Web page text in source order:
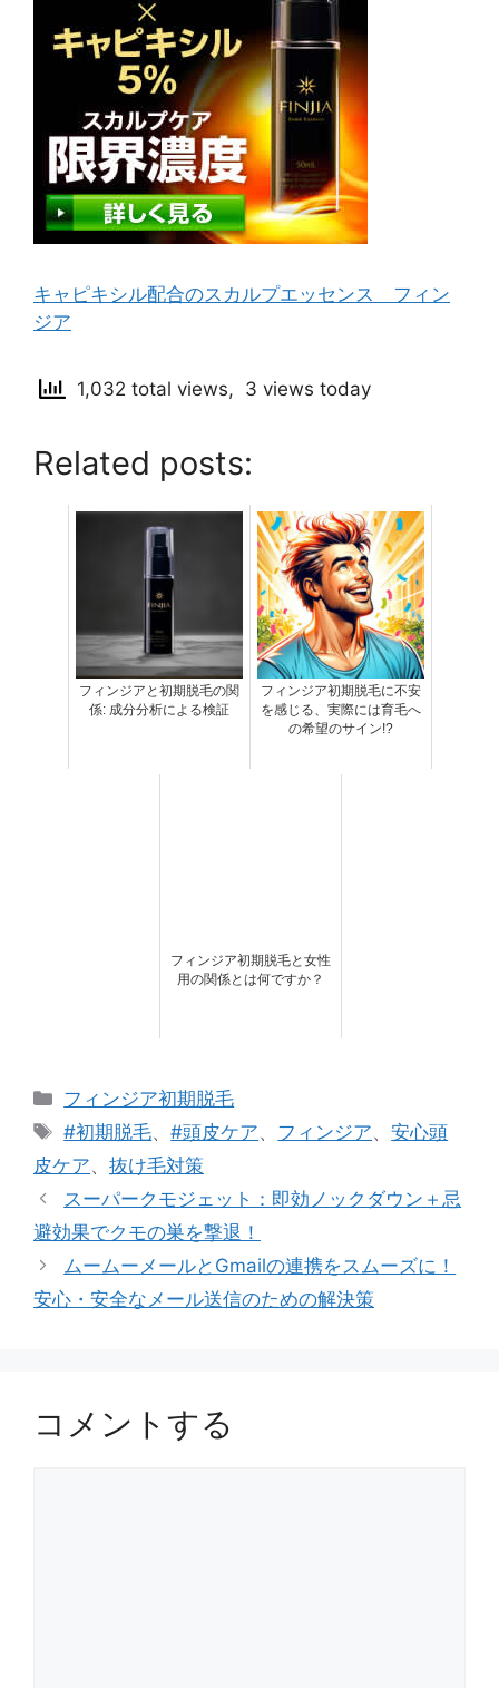
キャピキシル配合のスカルプエッセンス フィン
ジア
1,032 total views, 3 views today
Related posts:
フィンジアと初期脱毛の関
係: 成分分析による検証
フィンジア初期脱毛に不安
を感じる、実際には育毛へ
の希望のサイン!?
フィンジア初期脱毛と女性
用の関係とは何ですか？
カ
テ
リ
ー
フィンジア初期脱毛
タ
グ
#初期脱毛、#頭皮ケア、 フィンジア、安心頭
皮ケア、 抜け毛対策
スーパークモジェット：即効ノックダウン＋忌
避効果でクモの巣を撃退！
ムームーメールとGmailの連携をスムーズに！
安心・安全なメール送信のための解決策
コメントする